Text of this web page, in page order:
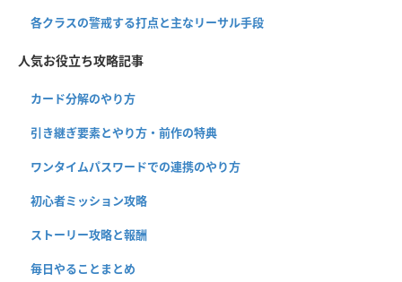
各クラスの警戒する打点と主なリーサル手段
人気お役立ち攻略記事
カード分解のやり方
引き継ぎ要素とやり方・前作の特典
ワンタイムパスワードでの連携のやり方
初心者ミッション攻略
ストーリー攻略と報酬
毎日やることまとめ